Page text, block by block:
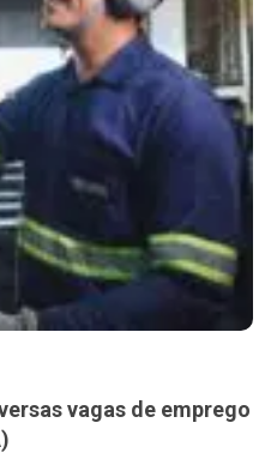
vagas de emprego